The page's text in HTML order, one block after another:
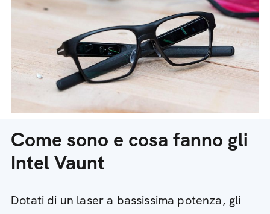
Come sono e cosa fanno gli
Intel Vaunt
Dotati di un laser a bassissima potenza, gli